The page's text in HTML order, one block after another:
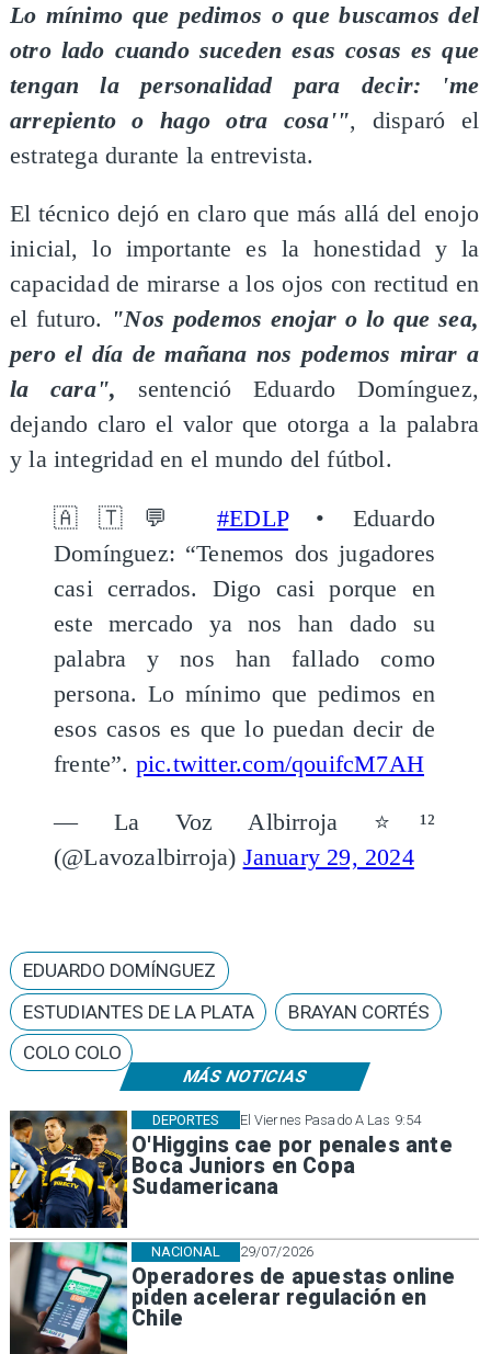
MÁS NOTICIAS
El Viernes Pasado A Las 9:54
O'Higgins cae por penales ante
Boca Juniors en Copa
Sudamericana
DEPORTES
29/07/2026
Operadores de apuestas online
piden acelerar regulación en
Chile
NACIONAL
Lo mínimo que pedimos o que buscamos del
otro lado cuando suceden esas cosas es que
tengan la personalidad para decir: 'me
arrepiento o hago otra cosa'", disparó el
estratega durante la entrevista.
El técnico dejó en claro que más allá del enojo
inicial, lo importante es la honestidad y la
capacidad de mirarse a los ojos con rectitud en
el futuro. "Nos podemos enojar o lo que sea,
pero el día de mañana nos podemos mirar a
la cara", sentenció Eduardo Domínguez,
dejando claro el valor que otorga a la palabra
y la integridad en el mundo del fútbol.
🇦🇹💬 #EDLP• Eduardo
Domínguez: “Tenemos dos jugadores
casi cerrados. Digo casi porque en
este mercado ya nos han dado su
palabra y nos han fallado como
persona. Lo mínimo que pedimos en
esos casos es que lo puedan decir de
frente”. pic.twitter.com/qouifcM7AH
— La Voz Albirroja ⭐️¹²
(@Lavozalbirroja) January 29, 2024
EDUARDO DOMÍNGUEZ
ESTUDIANTES DE LA PLATA
BRAYAN CORTÉS
COLO COLO